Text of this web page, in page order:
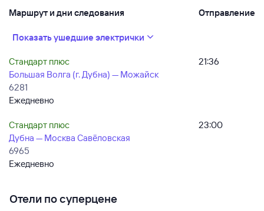
Маршрут и дни следования Отправление
Показать ушедшие электрички
Стандарт плюс
Большая Волга (г. Дубна) — Можайск
6281
Ежедневно
21:36
Стандарт плюс
Дубна — Москва Савёловская
6965
Ежедневно
23:00
Отели по суперцене